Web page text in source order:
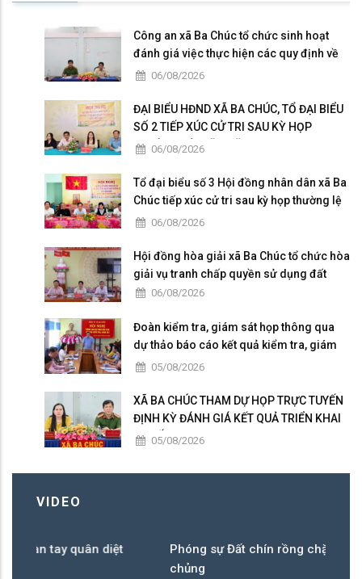
Công an xã Ba Chúc tổ chức sinh hoạt
đánh giá việc thực hiện các quy định về
dân chủ trong Công an nhân dân
06/08/2026
ĐẠI BIỂU HĐND XÃ BA CHÚC, TỔ ĐẠI BIỂU
SỐ 2 TIẾP XÚC CỬ TRI SAU KỲ HỌP
THƯỜNG LỆ GIỮA NĂM 2026
06/08/2026
Tổ đại biểu số 3 Hội đồng nhân dân xã Ba
Chúc tiếp xúc cử tri sau kỳ họp thường lệ
giữa năm 2026
06/08/2026
Hội đồng hòa giải xã Ba Chúc tổ chức hòa
giải vụ tranh chấp quyền sử dụng đất
06/08/2026
Đoàn kiểm tra, giám sát họp thông qua
dự thảo báo cáo kết quả kiểm tra, giám
sát 05/08/2026
XÃ BA CHÚC THAM DỰ HỌP TRỰC TUYẾN
ĐỊNH KỲ ĐÁNH GIÁ KẾT QUẢ TRIỂN KHAI
“CHIẾN DỊCH 300”
05/08/2026
VIDEO
quân diệt
Phóng sự Đất chín rồng chặn bàn tay quân